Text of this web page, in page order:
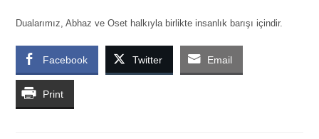
Dualarımız, Abhaz ve Oset halkıyla birlikte insanlık barışı içindir.
Facebook Twitter Email
Print